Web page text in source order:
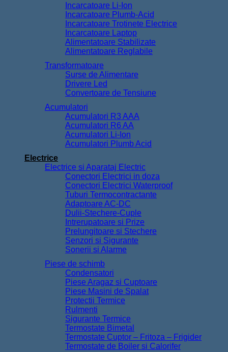
Incarcatoare Li-Ion
Incarcatoare Plumb-Acid
Incarcatoare Trotinete Electrice
Incarcatoare Laptop
Alimentatoare Stabilizate
Alimentatoare Reglabile
Transformatoare
Surse de Alimentare
Drivere Led
Convertoare de Tensiune
Acumulatori
Acumulatori R3 AAA
Acumulatori R6 AA
Acumulatori Li-Ion
Acumulatori Plumb Acid
Electrice
Electrice si Aparataj Electric
Conectori Electrici in doza
Conectori Electrici Waterproof
Tuburi Termocontractante
Adaptoare AC-DC
Dulii-Stechere-Cuple
Intrerupatoare si Prize
Prelungitoare si Stechere
Senzori si Sigurante
Sonerii si Alarme
Piese de schimb
Condensatori
Piese Aragaz si Cuptoare
Piese Masini de Spalat
Protectii Termice
Rulmenti
Sigurante Termice
Termostate Bimetal
Termostate Cuptor – Fritoza – Frigider
Termostate de Boiler si Calorifer